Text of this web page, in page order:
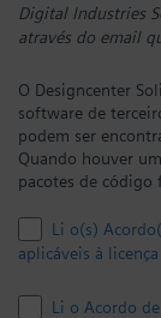
Digital Industries
através do email
O Designcenter
software de
podem ser
Quando houver
pacotes de código
Li o(s)
aplicáveis à
Li o Acordo